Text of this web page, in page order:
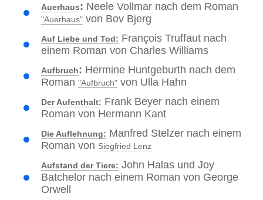
Auerhaus: Neele Vollmar nach dem Roman
"Auerhaus" von Bov Bjerg
Auf Liebe und Tod: François Truffaut nach
einem Roman von Charles Williams
Aufbruch: Hermine Huntgeburth nach dem
Roman "Aufbruch" von Ulla Hahn
Der Aufenthalt: Frank Beyer nach einem
Roman von Hermann Kant
Die Auflehnung: Manfred Stelzer nach einem
Roman von Siegfried Lenz
Aufstand der Tiere: John Halas und Joy
Batchelor nach einem Roman von George
Orwell